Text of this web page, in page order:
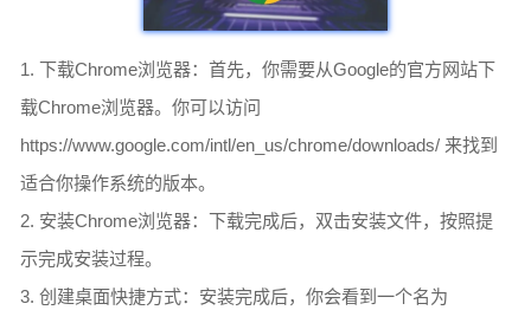
1. 下载Chrome浏览器：首先，你需要从Google的官方网站下
载Chrome浏览器。你可以访问
https://www.google.com/intl/en_us/chrome/downloads/ 来找到
适合你操作系统的版本。
2. 安装Chrome浏览器：下载完成后，双击安装文件，按照提
示完成安装过程。
3. 创建桌面快捷方式：安装完成后，你会看到一个名为